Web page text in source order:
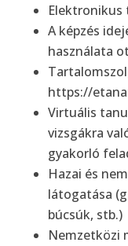
Elektronikus
A képzés
használata
https://
Virtuális
vizsgákra
gyakorló
Hazai és
látogatása
búcsúk, stb.)
Nemzetközi